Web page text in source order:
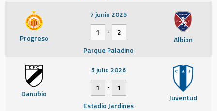
Progreso Albion
7 junio 2026
1
-
2
Parque Paladino
Danubio Juventud
5 julio 2026
1
-
1
Estadio Jardines